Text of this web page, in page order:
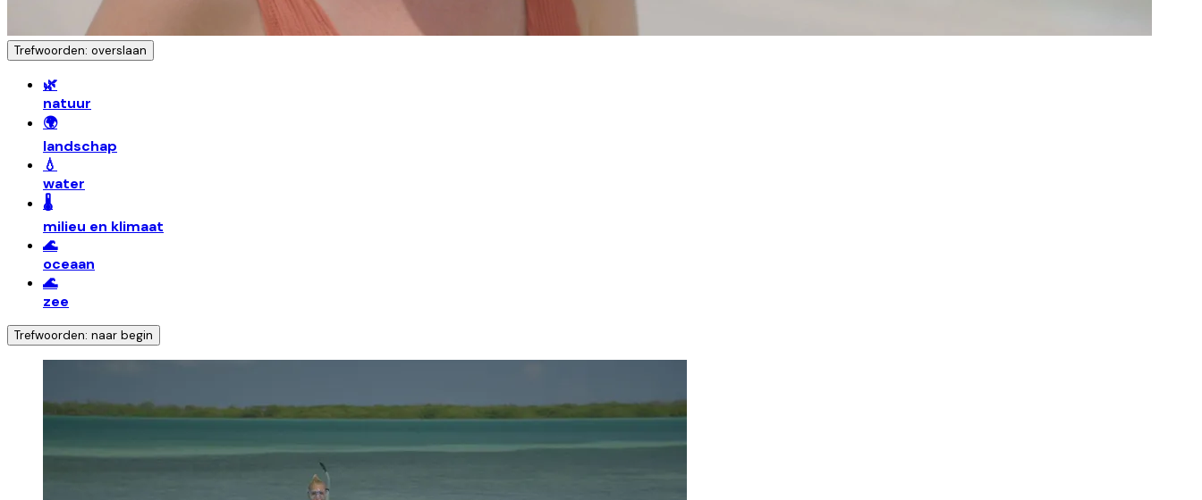
Trefwoorden: overslaan
🌿
natuur
🌍
landschap
💧
water
🌡️
milieu en klimaat
🌊
oceaan
🌊
zee
Trefwoorden: naar begin